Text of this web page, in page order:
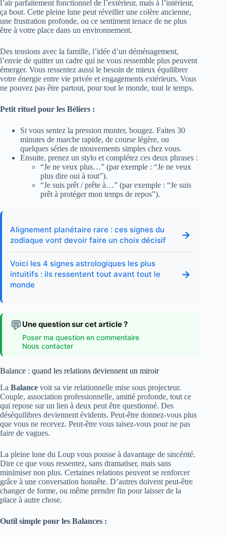
l’air parfaitement fonctionnel de l’extérieur, mais à l’intérieur,
ça bout. Cette pleine lune peut réveiller une colère ancienne,
une frustration profonde, ou ce sentiment tenace de ne plus
être à votre place dans un environnement.
Des tensions avec la famille, l’idée d’un déménagement,
l’envie de quitter un cadre qui ne vous ressemble plus peuvent
émerger. Vous ressentez aussi le besoin de mieux équilibrer
votre énergie entre vie privée et engagements extérieurs. Vous
ne pouvez pas être partout, pour tout le monde, tout le temps.
Petit rituel pour les Béliers :
Si vous sentez la pression monter, bougez. Faites 30
minutes de marche rapide, de course légère, ou
quelques séries de mouvements simples chez vous.
Ensuite, prenez un stylo et complétez ces deux phrases :
“Je ne veux plus…” (par exemple : “Je ne veux
plus dire oui à tout”).
“Je suis prêt / prête à…” (par exemple : “Je suis
prêt à protéger mon temps de repos”).
Alignement planétaire rare : ces signes du
zodiaque vont devoir faire un choix décisif
→
Voici les 4 signes astrologiques les plus
intuitifs : ils ressentent tout avant tout le
monde
→
💬 Une question sur cet article ?
Poser ma question en commentaire
Nous contacter
Balance : quand les relations deviennent un miroir
La Balance voit sa vie relationnelle mise sous projecteur.
Couple, association professionnelle, amitié profonde, tout ce
qui repose sur un lien à deux peut être questionné. Des
déséquilibres deviennent évidents. Peut-être donnez-vous plus
que vous ne recevez. Peut-être vous taisez-vous pour ne pas
faire de vagues.
La pleine lune du Loup vous pousse à davantage de sincérité.
Dire ce que vous ressentez, sans dramatiser, mais sans
minimiser non plus. Certaines relations peuvent se renforcer
grâce à une conversation honnête. D’autres doivent peut-être
changer de forme, ou même prendre fin pour laisser de la
place à autre chose.
Outil simple pour les Balances :